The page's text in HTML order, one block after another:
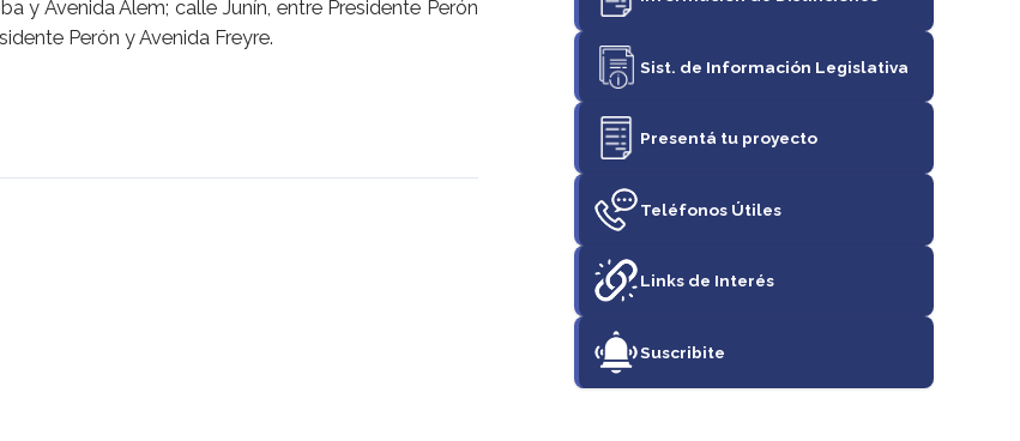
y Avenida Alem; calle Junín, entre Presidente Perón
Perón y Avenida Freyre.
Sist. de Información Legislativa
Presentá tu proyecto
Teléfonos Útiles
Links de Interés
Suscribite